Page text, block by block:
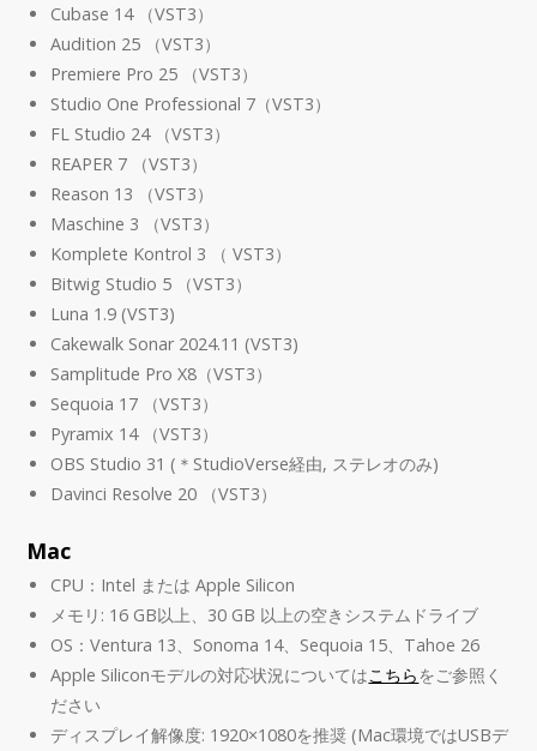
Cubase 14 （VST3）
Audition 25 （VST3）
Premiere Pro 25 （VST3）
Studio One Professional 7（VST3）
FL Studio 24 （VST3）
REAPER 7 （VST3）
Reason 13 （VST3）
Maschine 3 （VST3）
Komplete Kontrol 3 （ VST3）
Bitwig Studio 5 （VST3）
Luna 1.9 (VST3)
Cakewalk Sonar 2024.11 (VST3)
Samplitude Pro X8（VST3）
Sequoia 17 （VST3）
Pyramix 14 （VST3）
OBS Studio 31 (＊StudioVerse経由, ステレオのみ)
Davinci Resolve 20 （VST3）
Mac
CPU：Intel または Apple Silicon
メモリ: 16 GB以上、30 GB 以上の空きシステムドライブ
OS：Ventura 13、Sonoma 14、Sequoia 15、Tahoe 26
Apple Siliconモデルの対応状況についてはこちらをご参照く
ださい
ディスプレイ解像度: 1920×1080を推奨 (Mac環境ではUSBデ